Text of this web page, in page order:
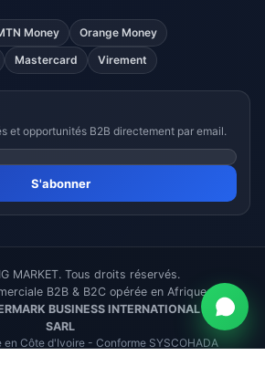
Money
Orange Money
Mastercard Virement
et opportunités B2B directement par email.
S'abonner
MARKET. Tous droits réservés.
B2B & B2C opérée en Afrique.
BUSINESS INTERNATIONAL GROUP
SARL
Côte d'Ivoire - Conforme SYSCOHADA